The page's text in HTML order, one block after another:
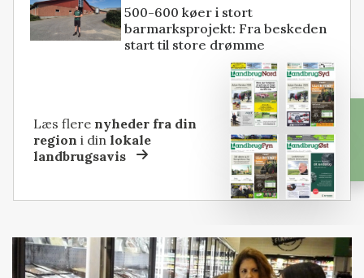
500-600 køer i stort
barmarksprojekt: Fra beskeden
start til store drømme
Læs flere nyheder fra din
region i dinlokale
landbrugsavis